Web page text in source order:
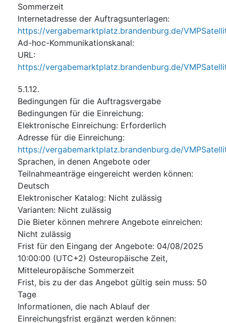
Sommerzeit
Internetadresse der Auftragsunterlagen:
https://vergabemarktplatz.brandenburg.de/
Ad-hoc-Kommunikationskanal:
URL:
https://vergabemarktplatz.brandenburg.de/
5.1.12.
Bedingungen für die Auftragsvergabe
Bedingungen für die Einreichung:
Elektronische Einreichung: Erforderlich
Adresse für die Einreichung:
https://vergabemarktplatz.brandenburg.de/
Sprachen, in denen Angebote oder
Teilnahmeanträge eingereicht werden können:
Deutsch
Elektronischer Katalog: Nicht zulässig
Varianten: Nicht zulässig
Die Bieter können mehrere Angebote einreichen:
Nicht zulässig
Frist für den Eingang der Angebote: 04/08/2025
10:00:00 (UTC+2) Osteuropäische Zeit,
Mitteleuropäische Sommerzeit
Frist, bis zu der das Angebot gültig sein muss: 50
Tage
Informationen, die nach Ablauf der
Einreichungsfrist ergänzt werden können: